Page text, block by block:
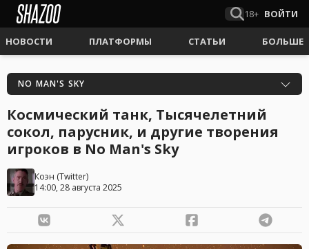
18+ ВОЙТИ
НОВОСТИ ПЛАТФОРМЫ СТАТЬИ БОЛЬШЕ
NO MAN'S SKY
Космический танк, Тысячелетний
сокол, парусник, и другие творения
игроков в No Man's Sky
Коэн (Twitter)
14:00, 28 августа 2025